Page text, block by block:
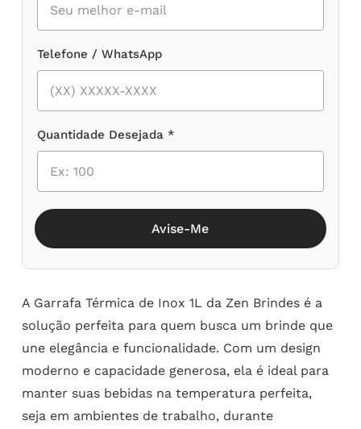
Telefone / WhatsApp
Quantidade Desejada *
Avise-Me
A Garrafa Térmica de Inox 1L da Zen Brindes é a
solução perfeita para quem busca um brinde que
une elegância e funcionalidade. Com um design
moderno e capacidade generosa, ela é ideal para
manter suas bebidas na temperatura perfeita,
seja em ambientes de trabalho, durante